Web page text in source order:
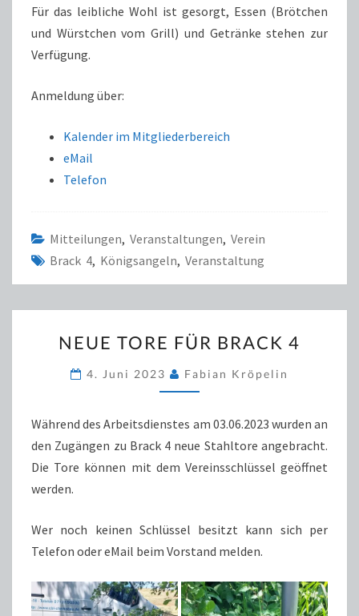
Für das leibliche Wohl ist gesorgt, Essen (Brötchen
und Würstchen vom Grill) und Getränke stehen zur
Verfügung.
Anmeldung über:
Kalender im Mitgliederbereich
eMail
Telefon
Mitteilungen, Veranstaltungen, Verein
Brack 4, Königsangeln, Veranstaltung
TORE
FÜR
BRACK
NEUE TORE FÜR BRACK 4
4. Juni 2023 Fabian Kröpelin
Während des Arbeitsdienstes am 03.06.2023 wurden an
den Zugängen zu Brack 4 neue Stahltore angebracht.
Die Tore können mit dem Vereinsschlüssel geöffnet
werden.
Wer noch keinen Schlüssel besitzt kann sich per
Telefon oder eMail beim Vorstand melden.